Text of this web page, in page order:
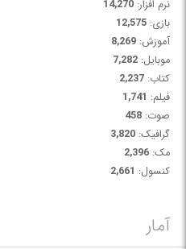
نرم افزار: 14,270
بازی: 12,575
آموزش: 8,269
موبایل: 7,282
کتاب: 2,237
فیلم: 1,741
صوت: 458
گرافیک: 3,820
مک: 2,396
کنسول: 2,661
آمار